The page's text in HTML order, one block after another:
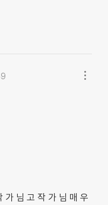
가 님 고 작 가 님 매 우